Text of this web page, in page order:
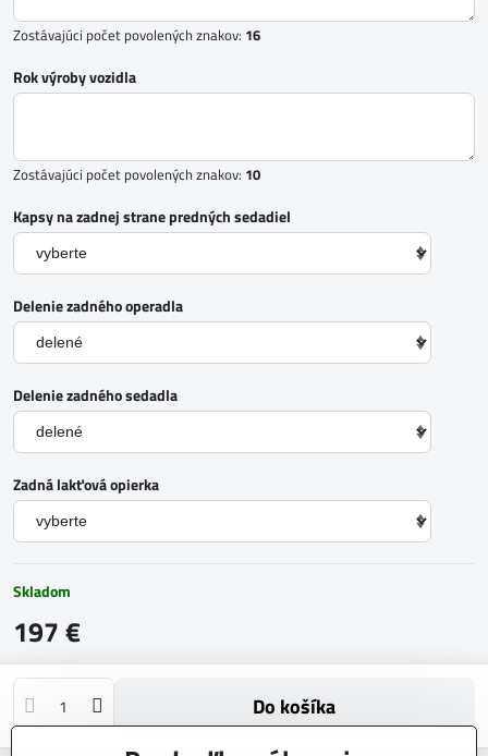
Zostávajúci počet povolených znakov: 16
Rok výroby vozidla
Zostávajúci počet povolených znakov: 10
Kapsy na zadnej strane predných sedadiel
Delenie zadného operadla
Delenie zadného sedadla
Zadná lakťová opierka
Skladom
197 €
Do košíka